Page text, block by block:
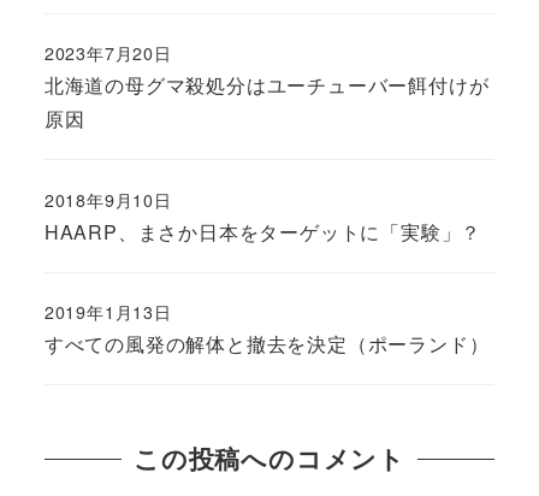
北海道の母グマ殺処分はユーチューバー餌付けが
原因
2023年7月20日
HAARP、まさか日本をターゲットに「実験」？
2018年9月10日
すべての風発の解体と撤去を決定（ポーランド）
2019年1月13日
この投稿へのコメント